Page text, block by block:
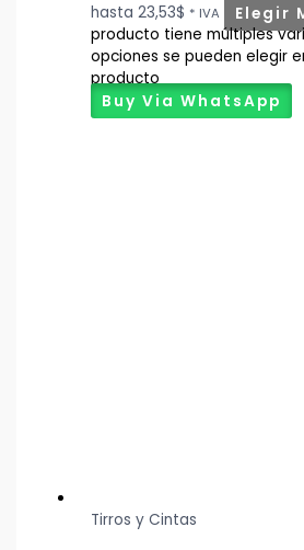
hasta 23,53$ * IVA Elegir
producto tiene múltiples
opciones se pueden elegir
producto
Buy Via WhatsApp
Tirros y Cintas